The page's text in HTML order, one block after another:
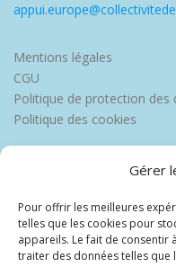
Gérer
Pour offrir les meilleures
telles que les cookies pour
appareils. Le fait de consentir
traiter des données telles que
Mentions légales
CGU
Politique de protection des
Politique des cookies